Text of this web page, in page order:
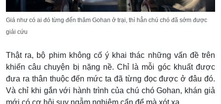
Giá như có ai đó từng đến thăm Gohan ở trại, thì hẳn chú chó đã sớm được
giải cứu
Thật ra, bộ phim không cố ý khai thác những vấn đề trên
khiến câu chuyện bị nặng nề. Chỉ là mỗi góc khuất được
đưa ra thân thuộc đến mức ta đã từng đọc được ở đâu đó.
Và chỉ khi gắn với hành trình của chú chó Gohan, khán giả
mới có cơ hội suy ngẫm nghiêm cẩn để mà xót xa.